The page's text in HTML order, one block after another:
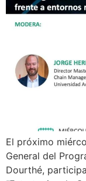
El próximo
General del
Dourthé,